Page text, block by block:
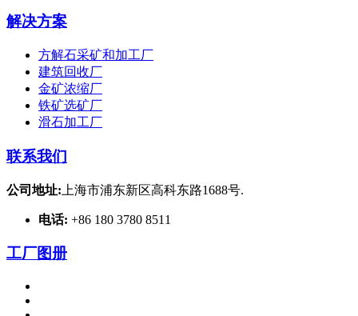
解决方案
方解石采矿和加工厂
建筑回收厂
金矿浓缩厂
铁矿选矿厂
滑石加工厂
联系我们
公司地址: 上海市浦东新区高科东路1688号.
电话: +86 180 3780 8511
工厂图册